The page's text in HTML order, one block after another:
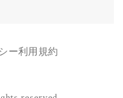
ー利用規約